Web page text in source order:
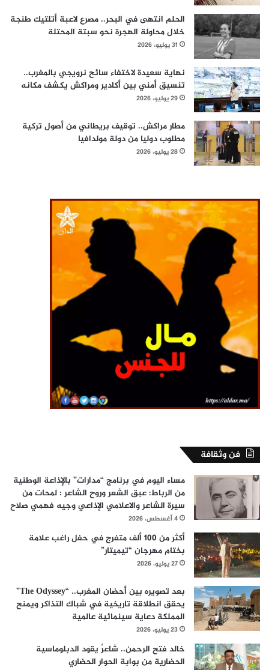
الحلم انتهى في البحر.. مصرع لاعبة أتلتيك طنجة
خلال محاولة الهجرة نحو سبتة المحتلة
31 يوليو، 2026
نهاية سعيدة لاختفاء سائح نرويجي بالمغرب..
تنسيق أمني بين أكادير ومراكش يكشف مكانه
29 يوليو، 2026
مطار مراكش.. توقيف بريطاني من أصول تركية
مطلوب دوليا من دولة مولدافيا
28 يوليو، 2026
فن وثقافة
مساء اليوم في برنامج “مدارات” بالإذاعة الوطنية
من الرباط: عبق الشعر وروح الشاعر : لمحات من
سيرة الشاعر والاعلامي الإذاعي وجيه فهمي صلاح
4 أغسطس، 2026
أكثر من 100 ألف متفرج في حفل راغب علامة
بختام مهرجان “تيميتار”
27 يوليو، 2026
بعد تصويره بين أحضان المغرب.. “The Odyssey”
يحقق انطلاقة تاريخية في شباك التذاكر ويمنح
المملكة دعاية سينمائية عالمية
23 يوليو، 2026
خالد فتح الرحمن.. شاعرٌ يقود الدبلوماسية
الحضارية من بوابة الحوار الحضاري